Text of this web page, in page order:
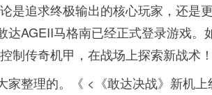
是追求终极输出的核心玩家，还是
达AGEII马格南已经正式登录游戏。
制传奇机甲，在战场上探索新战术
家整理的。《 <《敢达决战》新机